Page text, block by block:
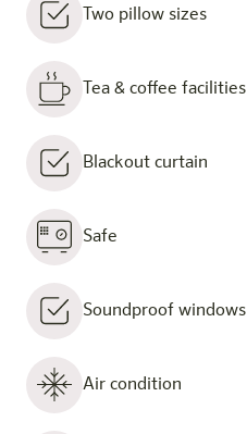
Two pillow sizes
Tea & coffee facilities
Blackout curtain
Safe
Soundproof windows
Air condition